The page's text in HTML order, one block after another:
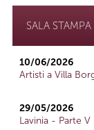
SALA STAMPA
10/06/2026
Artisti a Villa
29/05/2026
Lavinia - Parte V